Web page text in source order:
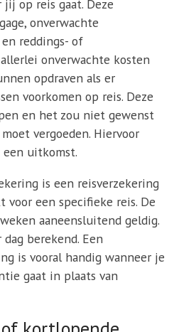
op reis gaat. Deze
onverwachte
reddings- of
onverwachte kosten
opdraven als er
voorkomen op reis. Deze
en het zou niet gewenst
vergoeden. Hiervoor
uitkomst.
is een reisverzekering
een specifieke reis. De
aaneensluitend geldig.
berekend. Een
is vooral handig wanneer je
gaat in plaats van